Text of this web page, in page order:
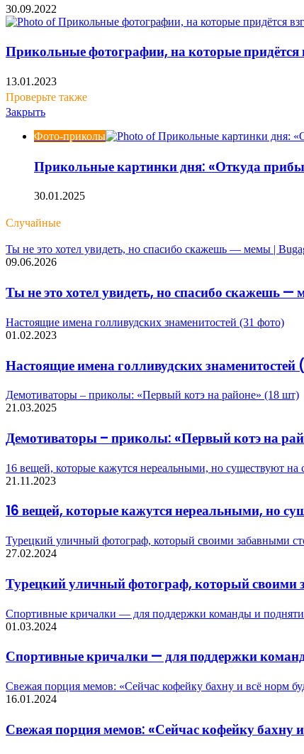
30.09.2022
Прикольные фотографии, на которые
13.01.2023
Проверьте также
Закрыть
Фото-приколы
Прикольные картинки дня: «Откуда
30.01.2025
Случайные
Ты не это хотел увидеть, но спасибо скажешь — мемы |
09.06.2026
Ты не это хотел увидеть, но спасибо скажешь
Настоящие имена голливудских знаменитостей (31 фото)
01.02.2023
Настоящие имена голливудских знаменитостей
Демотиваторы – приколы: «Первый котэ на районе» (18 шт)
21.03.2025
Демотиваторы – приколы: «Первый котэ на
16 вещей, которые кажутся нереальными, но существуют на
21.11.2023
16 вещей, которые кажутся нереальными, но
Турецкий уличный фотограф, который своими забавными
27.02.2024
Турецкий уличный фотограф, который своими
Спортивные кричалки — для поддержки команды и поднятия
01.03.2024
Спортивные кричалки — для поддержки
Свежая порция мемов: «Сейчас кофейку бахну и всё норм
16.01.2024
Свежая порция мемов: «Сейчас кофейку бахну